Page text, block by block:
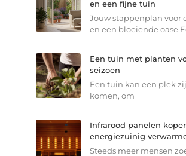
en een fijne tuin
Jouw stappenplan voor
en een bloeiende oase
Een tuin met planten
seizoen
Een tuin kan een plek
komen, om
Infrarood panelen
energiezuinig
Steeds meer mensen